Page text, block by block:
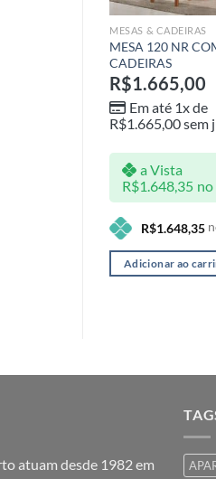
MESAS & CADEIRAS
MESA 120 NR
CADEIRAS
R$1.665,00
Em até 1x de
R$1.665,00sem
a Vista
R$1.648,35 no
R$1.648,35
Adicionar ao
atuam desde 1982 em